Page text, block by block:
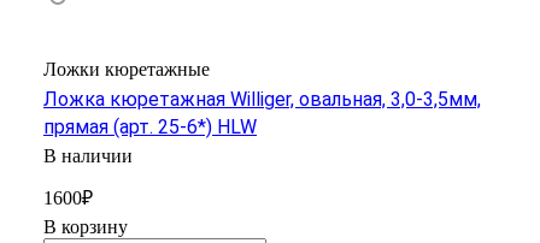
Ложки кюретажные
Ложка кюретажная Williger, овальная, 3,0-3,5мм,
прямая (арт. 25-6*) HLW
В наличии
1600₽
В корзину